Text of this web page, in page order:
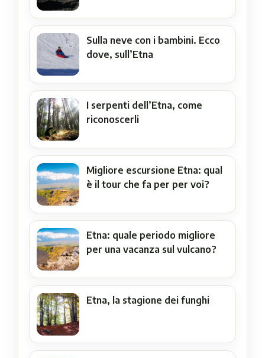
Sulla neve con i bambini. Ecco
dove, sull’Etna
I serpenti dell’Etna, come
riconoscerli
Migliore escursione Etna: qual
è il tour che fa per per voi?
Etna: quale periodo migliore
per una vacanza sul vulcano?
Etna, la stagione dei funghi